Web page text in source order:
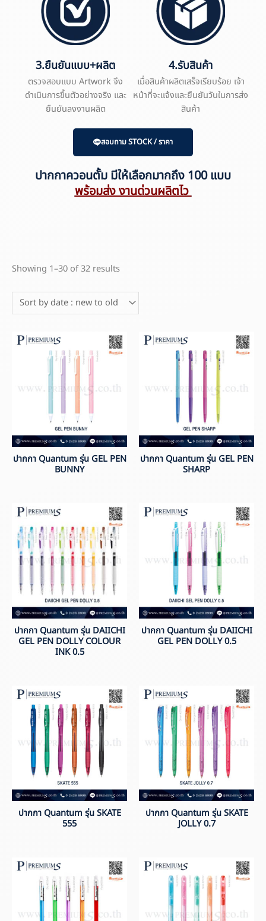
3.ยืนยันแบบ+ผลิต
ตรวจสอบแบบ Artwork จึง
ดำเนินการขึ้นตัวอย่างจริง และ
ยืนยันลงงานผลิต
4.รับสินค้า
เมื่อสินค้าผลิตเสร็จเรียบร้อย เจ้า
หน้าที่จะแจ้งและยืนยันวันในการส่ง
สินค้า
สอบถาม STOCK / ราคา
ปากกาควอนตั้ม มีให้เลือกมากถึง 100 แบบ
พร้อมส่ง งานด่วนผลิตไว
Showing 1–30 of 32 results
ปากกา Quantum รุ่น GEL PEN
BUNNY
ปากกา Quantum รุ่น GEL PEN
SHARP
ปากกา Quantum รุ่น DAIICHI
GEL PEN DOLLY COLOUR
INK 0.5
ปากกา Quantum รุ่น DAIICHI
GEL PEN DOLLY 0.5
ปากกา Quantum รุ่น SKATE
555
ปากกา Quantum รุ่น SKATE
JOLLY 0.7